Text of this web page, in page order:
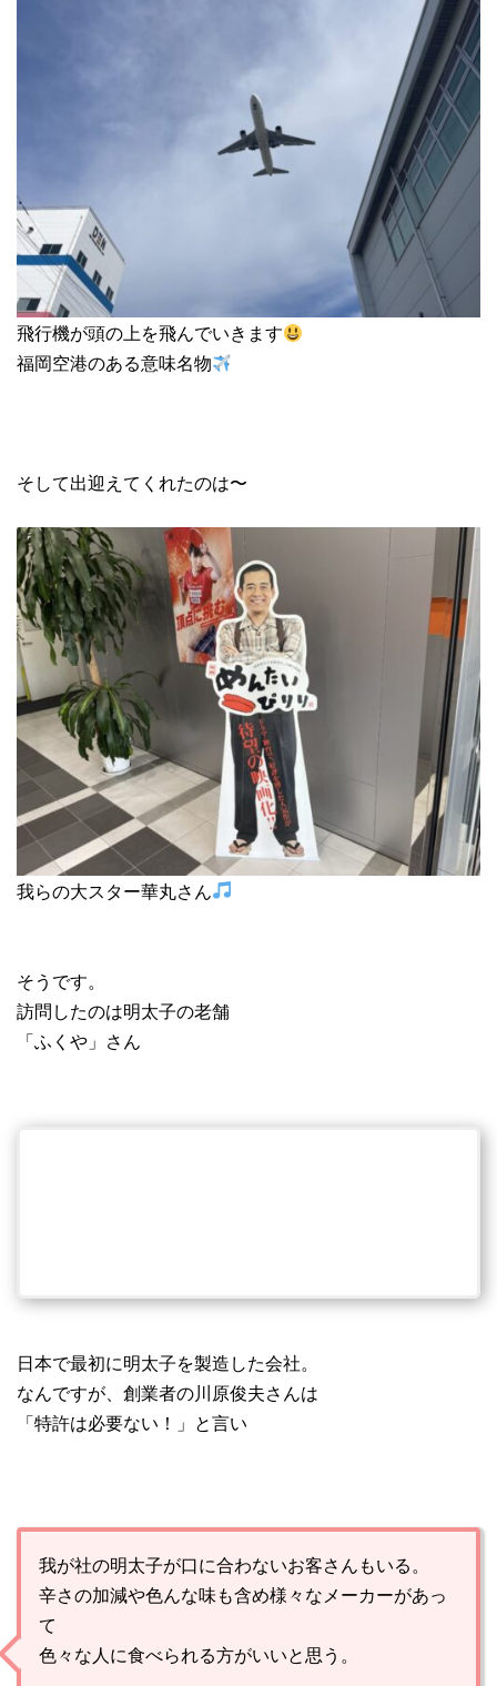
飛行機が頭の上を飛んでいきます
福岡空港のある意味名物
そして出迎えてくれたのは〜
我らの大スター華丸さん
そうです。
訪問したのは明太子の老舗
「ふくや」さん
日本で最初に明太子を製造した会社。
なんですが、創業者の川原俊夫さんは
「特許は必要ない！」と言い
我が社の明太子が口に合わないお客さんもいる。
辛さの加減や色んな味も含め様々なメーカーがあっ
て
色々な人に食べられる方がいいと思う。